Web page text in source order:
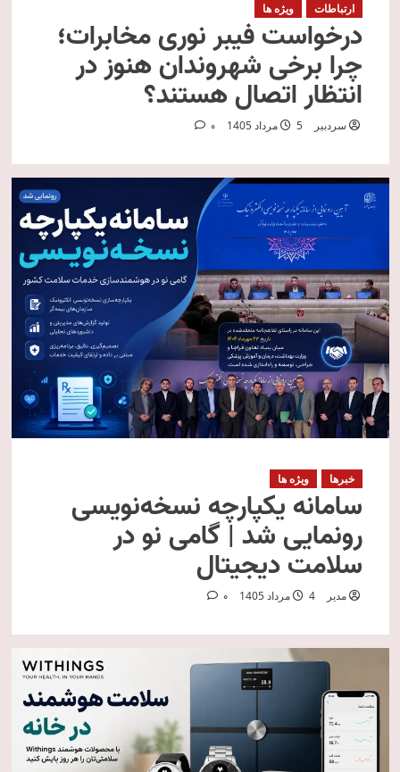
ارتباطات ویژه ها
درخواست فیبر نوری مخابرات؛
چرا برخی شهروندان هنوز در
انتظار اتصال هستند؟
سردبیر 5 مرداد 1405 0
خبرها ویژه ها
سامانه یکپارچه نسخه‌نویسی
رونمایی شد | گامی نو در
سلامت دیجیتال
مدیر 4 مرداد 1405 0